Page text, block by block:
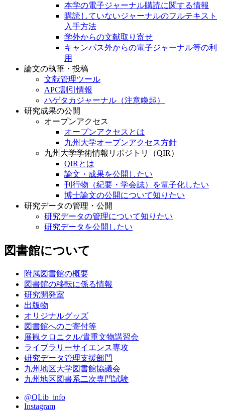
本学の電子ジャーナル購読に関する情報
購読していないジャーナルのフルテキスト
入手方法
学外からの文献取り寄せ
キャンパス外からの電子ジャーナル等の利
用
論文の執筆・投稿
文献管理ツール
APC割引情報
ハゲタカジャーナル（注意喚起）
研究成果の公開
オープンアクセス
オープンアクセスとは
九州大学オープンアクセス方針
九州大学学術情報リポジトリ（QIR）
QIRとは
論文・成果を公開したい
刊行物（紀要・学会誌）を電子化したい
博士論文の公開について知りたい
研究データの管理・公開
研究データの管理について知りたい
研究データを公開したい
図書館について
附属図書館の概要
図書館の移転に係る情報
研究開発室
出版物
オリジナルグッズ
図書館へのご寄付等
展観クロニクル/貴重文物講習会
ライブラリーサイエンス専攻
研究データ管理支援部門
九州地区大学図書館協議会
九州地区図書系二次専門試験
@QLib_info
Instagram